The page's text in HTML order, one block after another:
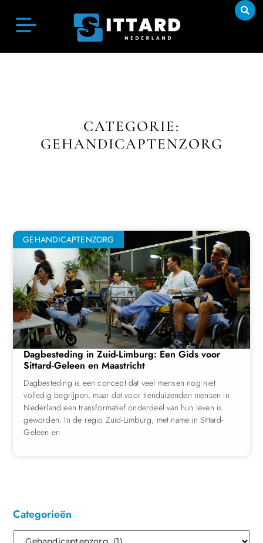
CATEGORIE:
GEHANDICAPTENZORG
GEHANDICAPTENZORG
Dagbesteding in Zuid-Limburg: Een Gids voor
Sittard-Geleen en Maastricht
Dagbesteding is een concept dat veel mensen nog niet
volledig begrijpen, maar dat voor tienduizenden mensen in
Nederland een transformatief onderdeel van hun leven is
geworden. In de regio Zuid-Limburg, met name in Sittard-
Geleen en
Categorieën